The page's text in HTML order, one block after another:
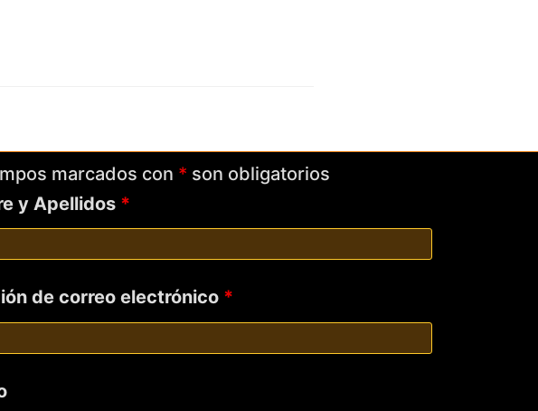
marcados con * son obligatorios
y Apellidos *
de correo electrónico *